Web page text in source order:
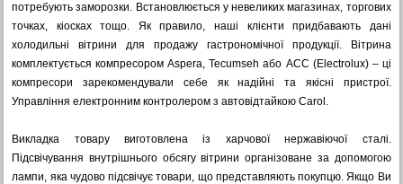
потребують заморозки. Встановлюється у невеликих магазинах, торгових
точках, кіосках тощо. Як правило, наші клієнти придбавають дані
холодильні вітрини для продажу гастрономічної продукції. Вітрина
комплектується компресором Aspera, Tecumseh або ACC (Electrolux) – ці
компресори зарекомендували себе як надійні та якісні пристрої.
Управління електронним контролером з автовідтайкою Carol.
Викладка товару виготовлена ​​із харчової нержавіючої сталі.
Підсвічування внутрішнього обсягу вітрини організоване за допомогою
лампи, яка чудово підсвічує товари, що представляють покупцю. Якщо Ви